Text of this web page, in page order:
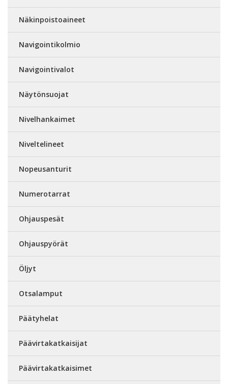
Näkinpoistoaineet
Navigointikolmio
Navigointivalot
Näytönsuojat
Nivelhankaimet
Niveltelineet
Nopeusanturit
Numerotarrat
Ohjauspesät
Ohjauspyörät
Öljyt
Otsalamput
Päätyhelat
Päävirtakatkaisijat
Päävirtakatkaisimet